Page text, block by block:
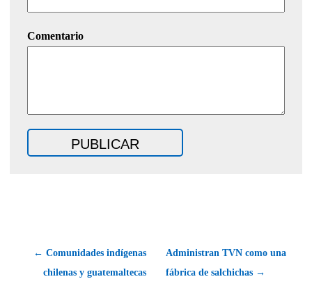
Comentario
← Comunidades indígenas
chilenas y guatemaltecas
Administran TVN como una
fábrica de salchichas →